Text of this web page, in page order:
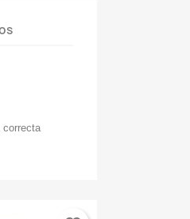
correcta